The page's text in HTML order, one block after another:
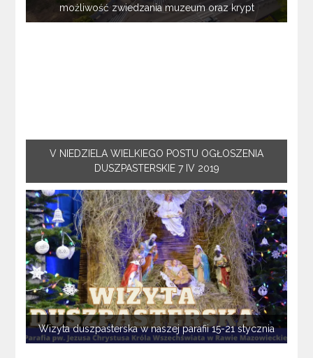
możliwość zwiedzania muzeum oraz krypt
V NIEDZIELA WIELKIEGO POSTU OGŁOSZENIA
DUSZPASTERSKIE 7 IV 2019
Wizyta duszpasterska w naszej parafii 15-21 stycznia